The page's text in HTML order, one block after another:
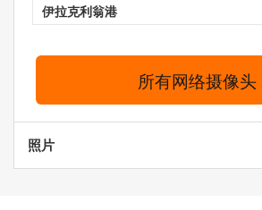
伊拉克利翁港
所有网络摄像头
照片